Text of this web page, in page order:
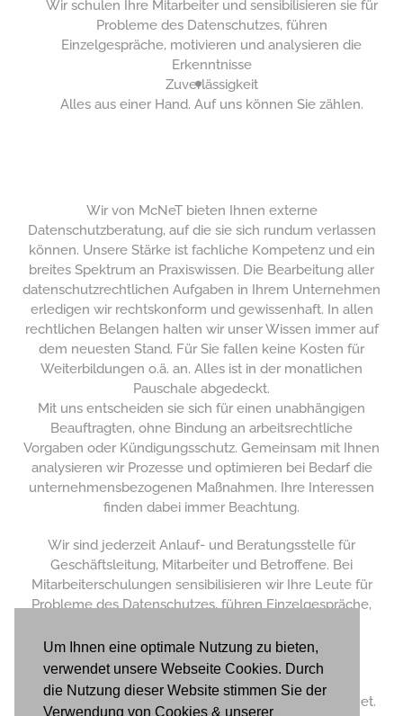
Um Ihnen eine optimale Nutzung zu bieten,
verwendet unsere Webseite Cookies. Durch
die Nutzung dieser Website stimmen Sie der
Verwendung von Cookies & unserer
Wir schulen Ihre Mitarbeiter und sensibilisieren sie für
Probleme des Datenschutzes, führen
Einzelgespräche, motivieren und analysieren die
Erkenntnisse
Zuverlässigkeit
Alles aus einer Hand. Auf uns können Sie zählen.
Wir von McNeT bieten Ihnen externe
Datenschutzberatung, auf die sie sich rundum verlassen
können. Unsere Stärke ist fachliche Kompetenz und ein
breites Spektrum an Praxiswissen. Die Bearbeitung aller
datenschutzrechtlichen Aufgaben in Ihrem Unternehmen
erledigen wir rechtskonform und gewissenhaft. In allen
rechtlichen Belangen halten wir unser Wissen immer auf
dem neuesten Stand. Für Sie fallen keine Kosten für
Weiterbildungen o.ä. an. Alles ist in der monatlichen
Pauschale abgedeckt.
Mit uns entscheiden sie sich für einen unabhängigen
Beauftragten, ohne Bindung an arbeitsrechtliche
Vorgaben oder Kündigungsschutz. Gemeinsam mit Ihnen
analysieren wir Prozesse und optimieren bei Bedarf die
unternehmensbezogenen Maßnahmen. Ihre Interessen
finden dabei immer Beachtung.
Wir sind jederzeit Anlauf- und Beratungsstelle für
Geschäftsleitung, Mitarbeiter und Betroffene. Bei
Mitarbeiterschulungen sensibilisieren wir Ihre Leute für
Probleme des Datenschutzes, führen Einzelgespräche,
Erkenntnisse.
Das alles bekommen Sie bei uns aus einer Hand.
Professionalität und Zuverlässigkeit die uns auszeichnet.